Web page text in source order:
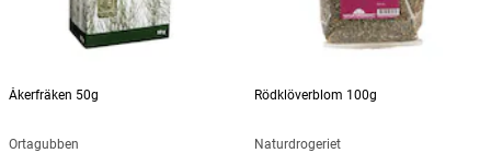
Åkerfräken 50g
Örtagubben
Rödklöverblom 100g
Naturdrogeriet